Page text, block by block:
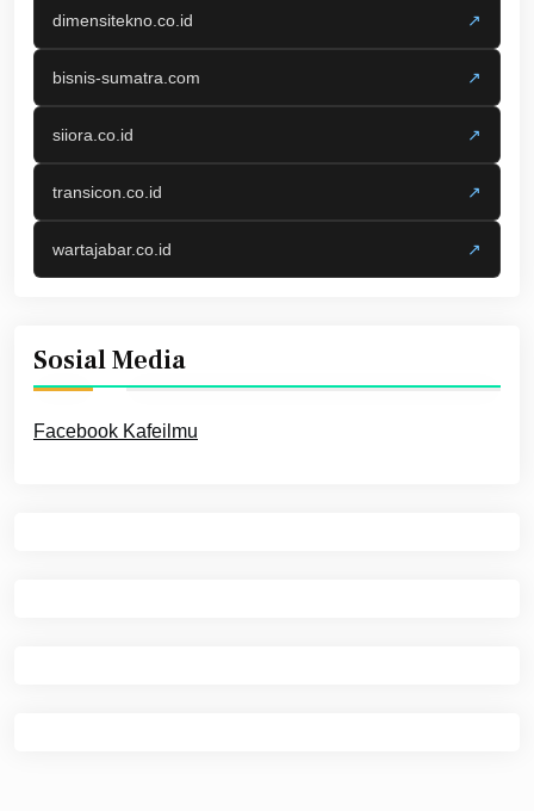
dimensitekno.co.id ↗
bisnis-sumatra.com ↗
siiora.co.id ↗
transicon.co.id ↗
wartajabar.co.id ↗
Sosial Media
Facebook Kafeilmu